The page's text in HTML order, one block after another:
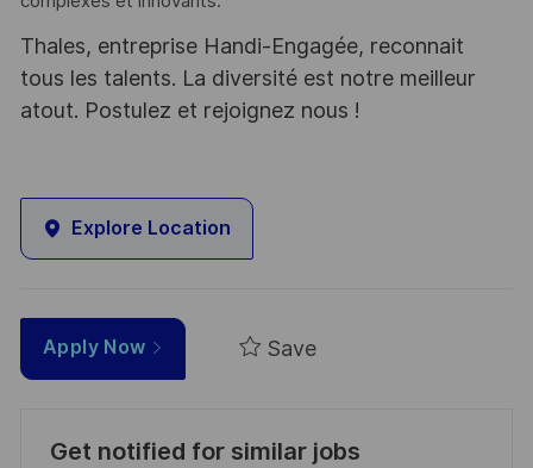
Thales, entreprise Handi-Engagée, reconnait
tous les talents. La diversité est notre meilleur
atout. Postulez et rejoignez nous !
Explore Location
Apply Now Save
Get notified for similar jobs